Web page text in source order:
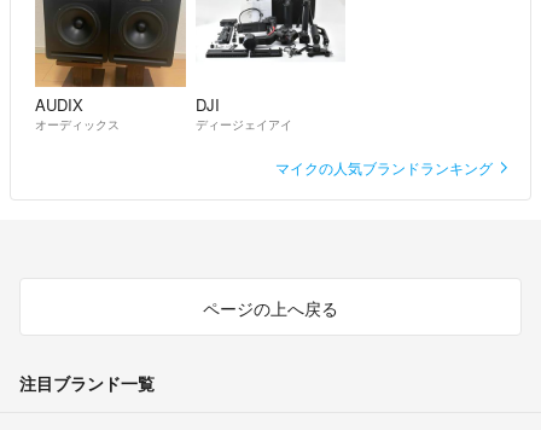
AUDIX
オーディックス
DJI
ディージェイアイ
マイクの人気ブランドランキング
ページの上へ戻る
注目ブランド一覧